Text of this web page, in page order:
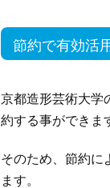
節約で有効活
京都造形芸術大学
約する事ができま
そのため、節約に
ます。